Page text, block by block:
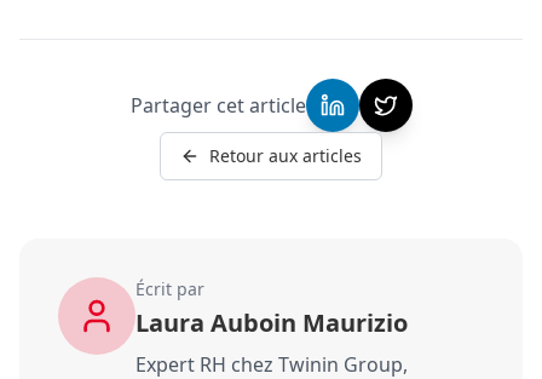
Partager cet article
Retour aux articles
Écrit par
Laura Auboin Maurizio
Expert RH chez Twinin Group,